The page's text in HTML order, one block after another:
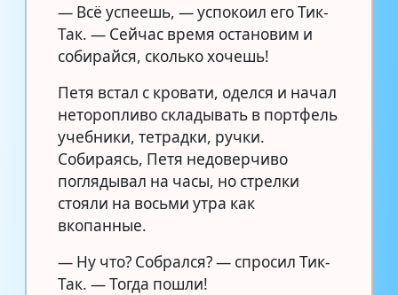
— Всё успеешь, — успокоил его Тик-
Так. — Сейчас время остановим и
собирайся, сколько хочешь!
Петя встал с кровати, оделся и начал
неторопливо складывать в портфель
учебники, тетрадки, ручки.
Собираясь, Петя недоверчиво
поглядывал на часы, но стрелки
стояли на восьми утра как
вкопанные.
— Ну что? Собрался? — спросил Тик-
Так. — Тогда пошли!